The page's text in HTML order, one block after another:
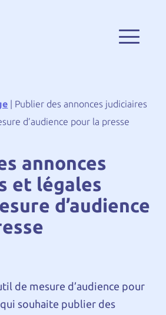
| Publier des annonces judiciaires
d’audience pour la presse
annonces
et légales
d’audience
de mesure d’audience pour
souhaite publier des